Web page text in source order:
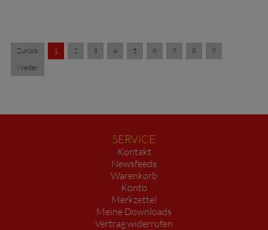
Zurück 1 2 3 4 5 6 7 8
9
Weiter
SERVICE
Kontakt
Newsfeeds
Warenkorb
Konto
Merkzettel
Meine Downloads
Vertrag widerrufen